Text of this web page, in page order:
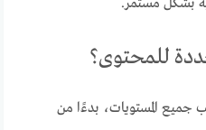
للمحتوى؟
جميع المستويات، بدءًا من